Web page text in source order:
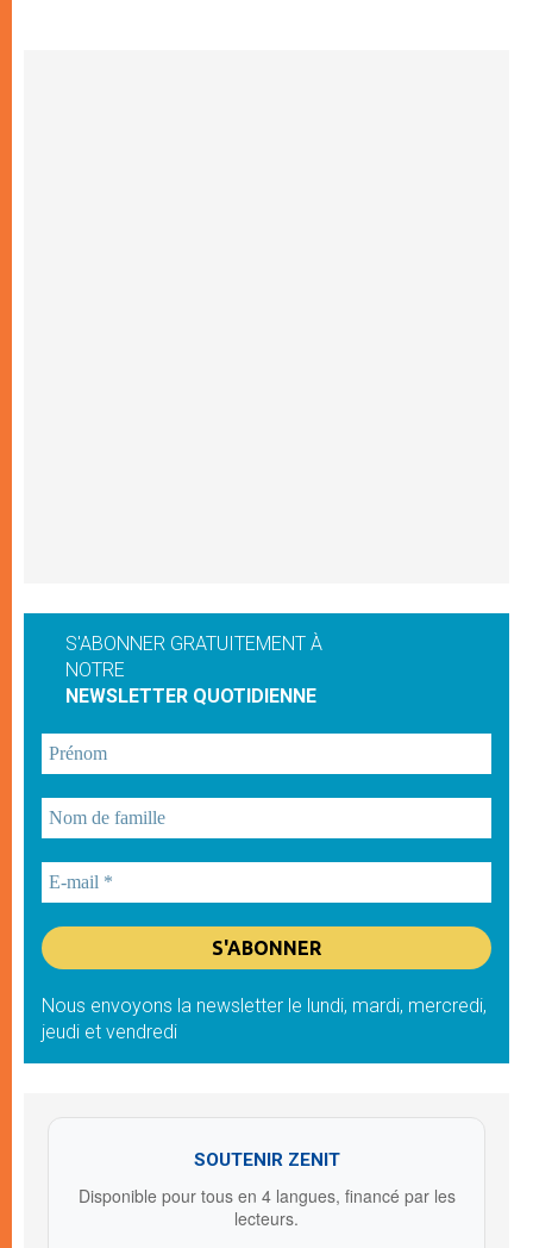
S'ABONNER GRATUITEMENT À
NOTRE
NEWSLETTER QUOTIDIENNE
Nous envoyons la newsletter le lundi, mardi, mercredi,
jeudi et vendredi
SOUTENIR ZENIT
Disponible pour tous en 4 langues, financé par les
lecteurs.